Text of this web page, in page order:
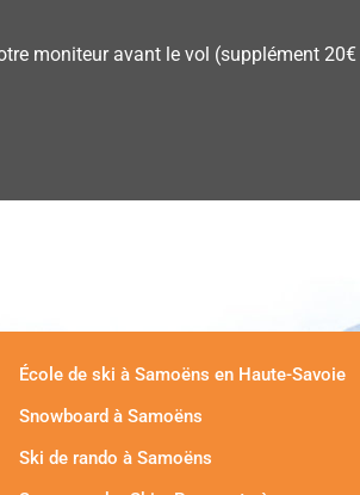
moniteur avant le vol (supplément
École de ski à Samoëns en Haute-Savoie
Snowboard à Samoëns
Ski de rando à Samoëns